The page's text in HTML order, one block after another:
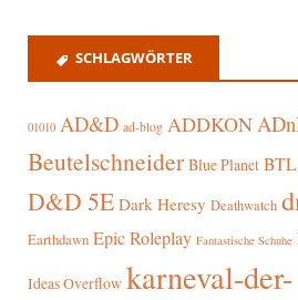
SCHLAGWÖRTER
01010 AD&D ad-blog ADDKON
Beutelschneider Blue Planet BTL
D&D 5E Dark Heresy Deathwatch
Earthdawn Epic Roleplay Fantastische Schuhe
Ideas Overflow karneval-der-